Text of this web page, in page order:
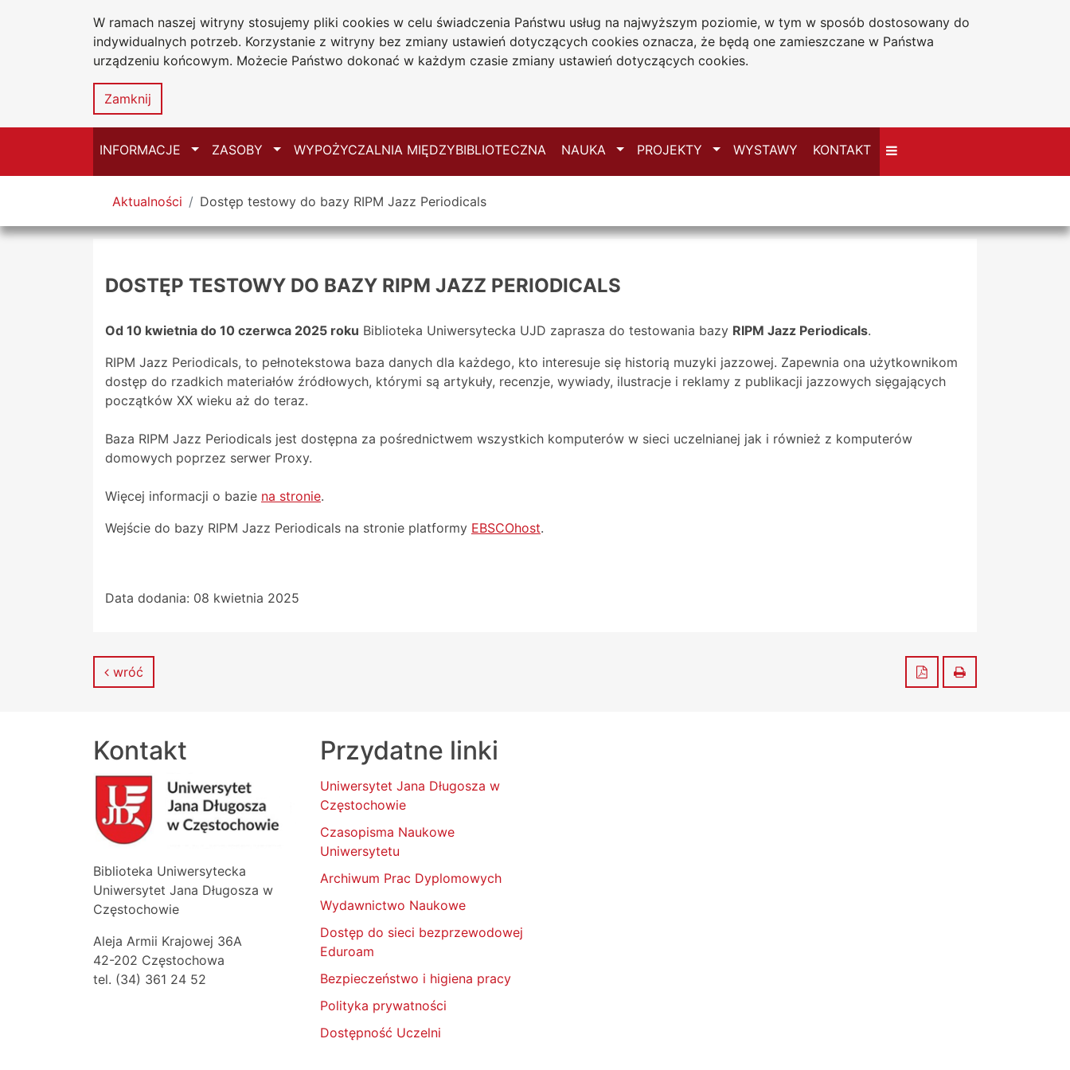
W ramach naszej witryny stosujemy pliki cookies w celu świadczenia Państwu usług na najwyższym poziomie, w tym w sposób dostosowany do
indywidualnych potrzeb. Korzystanie z witryny bez zmiany ustawień dotyczących cookies oznacza, że będą one zamieszczane w Państwa
urządzeniu końcowym. Możecie Państwo dokonać w każdym czasie zmiany ustawień dotyczących cookies.
Zamknij
Przejdź do głównego menu
Przejdź do treści
Przejdź do wyszukiwarki
Przejdź do mapy serwisuBiblioteka Uniwersytecka
Uniwersytetu Jana Długosza
w Częstochowie
Deklaracja dostępności
Mapa serwisu
INFORMACJE Przełącz
ZASOBY Przełącz
WYPOŻYCZALNIA MIĘDZYBIBLIOTECZNA NAUKA Przełącz
PROJEKTY Przełącz
WYSTAWY KONTAKT
Tutaj jesteś
Aktualności Dostęp testowy do bazy RIPM Jazz Periodicals
DOSTĘP TESTOWY DO BAZY RIPM JAZZ PERIODICALS
Od 10 kwietnia do 10 czerwca 2025 roku Biblioteka Uniwersytecka UJD zaprasza do testowania bazy RIPM Jazz Periodicals.
RIPM Jazz Periodicals, to pełnotekstowa baza danych dla każdego, kto interesuje się historią muzyki jazzowej. Zapewnia ona użytkownikom
dostęp do rzadkich materiałów źródłowych, którymi są artykuły, recenzje, wywiady, ilustracje i reklamy z publikacji jazzowych sięgających
początków XX wieku aż do teraz.
Baza RIPM Jazz Periodicals jest dostępna za pośrednictwem wszystkich komputerów w sieci uczelnianej jak i również z komputerów
domowych poprzez serwer Proxy.
Więcej informacji o bazie na stronie.
Wejście do bazy RIPM Jazz Periodicals na stronie platformy EBSCOhost.
Data dodania: 08 kwietnia 2025
wróć Zapisz do PDF
Drukuj
Kontakt
Biblioteka Uniwersytecka
Uniwersytet Jana Długosza w
Częstochowie
Aleja Armii Krajowej 36A
42-202 Częstochowa
tel. (34) 361 24 52
Przydatne linki
Uniwersytet Jana Długosza w
Częstochowie
Czasopisma Naukowe
Uniwersytetu
Archiwum Prac Dyplomowych
Wydawnictwo Naukowe
Dostęp do sieci bezprzewodowej
Eduroam
Bezpieczeństwo i higiena pracy
Polityka prywatności
Dostępność Uczelni